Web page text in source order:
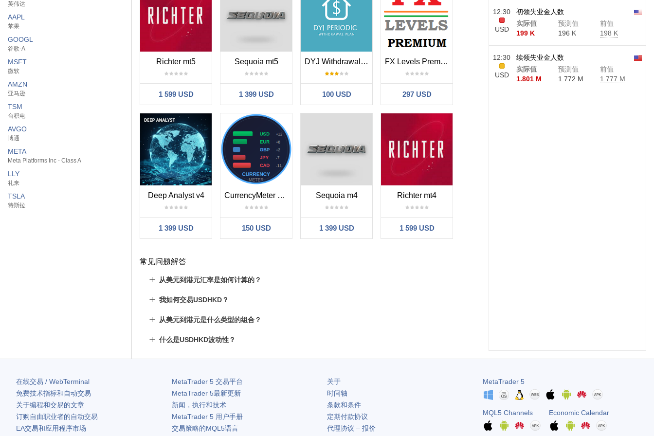
英伟达
AAPL
苹果
GOOGL
谷歌-A
MSFT
微软
AMZN
亚马逊
TSM
台积电
AVGO
博通
META
Meta Platforms Inc - Class A
LLY
礼来
TSLA
特斯拉
Richter mt5
1 599 USD
Sequoia mt5
1 399 USD
DYJ Withdrawal Plan
100 USD
FX Levels Premium indicator for MT5
297 USD
Deep Analyst v4
1 399 USD
CurrencyMeter Pro
150 USD
Sequoia m4
1 399 USD
Richter mt4
1 599 USD
常见问题解答
从美元到港元汇率是如何计算的？
我如何交易USDHKD？
从美元到港元是什么类型的组合？
什么是USDHKD波动性？
12:30
USD
初领失业金人数
实际值
199 K
预测值
196 K
前值
198 K
12:30
USD
续领失业金人数
实际值
1.801 M
预测值
1.772 M
前值
1.777 M
在线交易 / WebTerminal
免费技术指标和自动交易
关于编程和交易的文章
订购自由职业者的自动交易
EA交易和应用程序市场
MetaTrader 5交易平台
MetaTrader 5最新更新
新闻，执行和技术
MetaTrader 5用户手册
交易策略的MQL5语言
关于
时间轴
条款和条件
定期付款协议
代理协议 – 报价
MetaTrader 5
MQL5 Channels Economic Calendar